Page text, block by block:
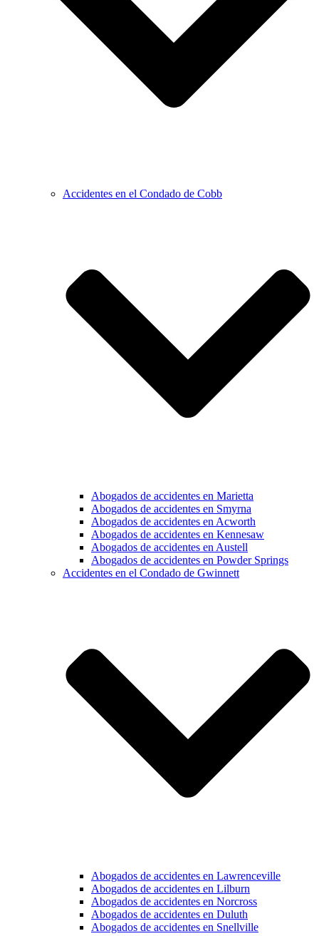
Accidentes en el Condado de Cobb
Abogados de accidentes en Marietta
Abogados de accidentes en Smyrna
Abogados de accidentes en Acworth
Abogados de accidentes en Kennesaw
Abogados de accidentes en Austell
Abogados de accidentes en Powder Springs
Accidentes en el Condado de Gwinnett
Abogados de accidentes en Lawrenceville
Abogados de accidentes en Lilburn
Abogados de accidentes en Norcross
Abogados de accidentes en Duluth
Abogados de accidentes en Snellville